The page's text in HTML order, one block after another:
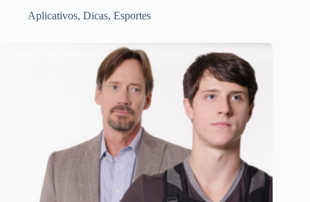
Aplicativos, Dicas, Esportes